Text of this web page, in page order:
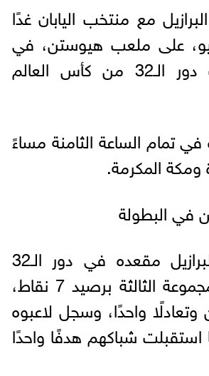
مع منتخب اليابان غدًا
29 يونيو، على ملعب هيوستن، في
إطار منافسات دور الـ32 من كأس العالم
في تمام الساعة الثامنة مساءً
ومكة المكرمة.
في البطولة
حجز منتخب البرازيل مقعده في دور الـ32
بعدما تصدر المجموعة الثالثة برصيد 7 نقاط،
وتعادلًا واحدًا، وسجل لاعبوه
استقبلت شباكهم هدفًا واحدًا